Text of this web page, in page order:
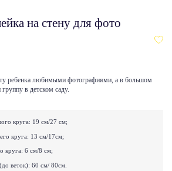
на стену для фото
ребенка любимыми фотографиями, а в большом
в детском саду.
круга: 19 см/27 см;
круга: 13 см/17см;
круга: 6 см/8 см;
веток): 60 см/ 80см.